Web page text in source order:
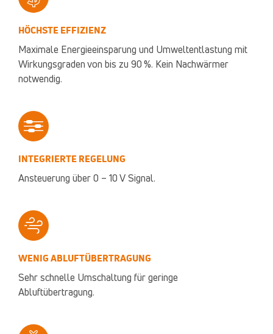
HÖCHSTE EFFIZIENZ
Maximale Energieeinsparung und Umweltentlastung mit
Wirkungsgraden von bis zu 90 %. Kein Nachwärmer
notwendig.
INTEGRIERTE REGELUNG
Ansteuerung über 0 – 10 V Signal.
WENIG ABLUFTÜBERTRAGUNG
Sehr schnelle Umschaltung für geringe
Abluftübertragung.